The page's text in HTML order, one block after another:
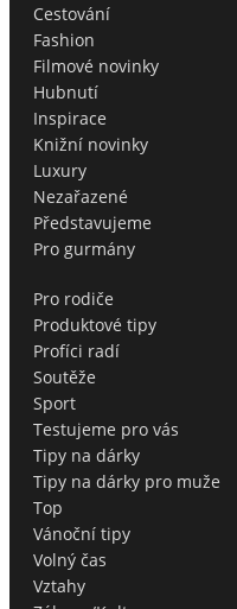
Cestování
Fashion
Filmové novinky
Hubnutí
Inspirace
Knižní novinky
Luxury
Nezařazené
Představujeme
Pro gurmány
Pro rodiče
Produktové tipy
Profíci radí
Soutěže
Sport
Testujeme pro vás
Tipy na dárky
Tipy na dárky pro muže
Top
Vánoční tipy
Volný čas
Vztahy